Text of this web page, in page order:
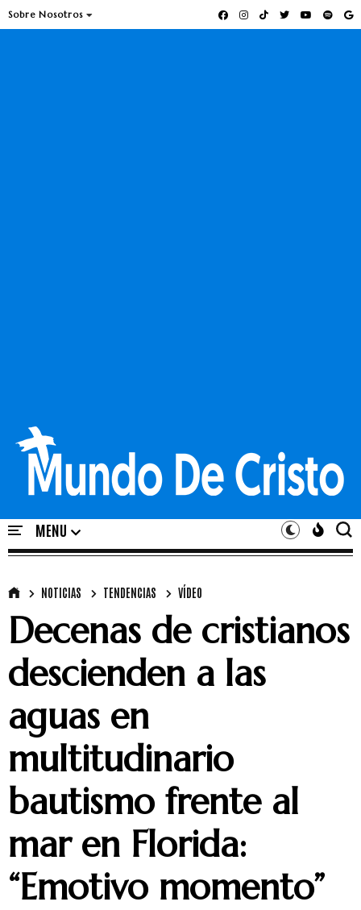
Sobre Nosotros
NOTICIAS TENDENCIAS VÍDEO
Decenas de cristianos
descienden a las
aguas en
multitudinario
bautismo frente al
mar en Florida:
“Emotivo momento”